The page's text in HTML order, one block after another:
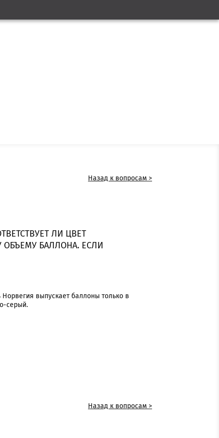
Назад к вопросам >
ЛИ ЦВЕТ
БАЛЛОНА. ЕСЛИ
выпускает баллоны только в
серый.
Назад к вопросам >